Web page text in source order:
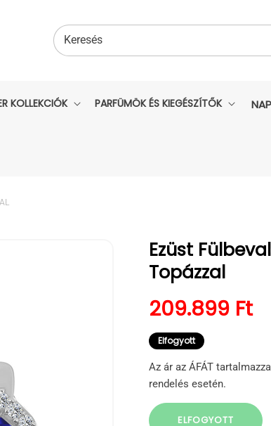
Keresés
KOLLEKCIÓK PARFÜMÖK ÉS KIEGÉSZÍTŐK
Ezüst
Topázzal
Normál ár
209.899 Ft
Elfogyott
Az ár az ÁFÁT
rendelés esetén.
ELFOGYOTT